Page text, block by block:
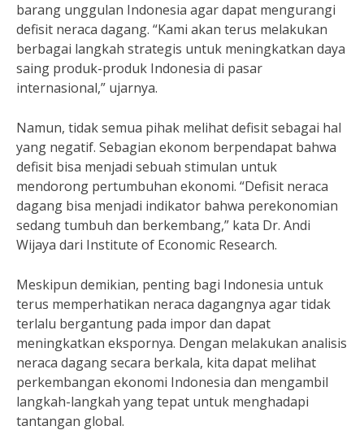
barang unggulan Indonesia agar dapat mengurangi
defisit neraca dagang. “Kami akan terus melakukan
berbagai langkah strategis untuk meningkatkan daya
saing produk-produk Indonesia di pasar
internasional,” ujarnya.
Namun, tidak semua pihak melihat defisit sebagai hal
yang negatif. Sebagian ekonom berpendapat bahwa
defisit bisa menjadi sebuah stimulan untuk
mendorong pertumbuhan ekonomi. “Defisit neraca
dagang bisa menjadi indikator bahwa perekonomian
sedang tumbuh dan berkembang,” kata Dr. Andi
Wijaya dari Institute of Economic Research.
Meskipun demikian, penting bagi Indonesia untuk
terus memperhatikan neraca dagangnya agar tidak
terlalu bergantung pada impor dan dapat
meningkatkan ekspornya. Dengan melakukan analisis
neraca dagang secara berkala, kita dapat melihat
perkembangan ekonomi Indonesia dan mengambil
langkah-langkah yang tepat untuk menghadapi
tantangan global.